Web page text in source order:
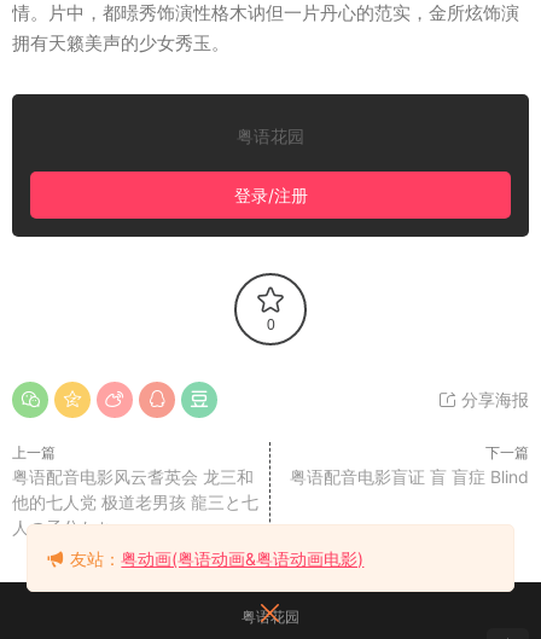
情。片中，都暻秀饰演性格木讷但一片丹心的范实，金所炫饰演
拥有天籁美声的少女秀玉。
粤语花园
登录/注册
0
分享海报
上一篇
粤语配音电影风云耆英会 龙三和
他的七人党 极道老男孩 龍三と七
人の子分たち
下一篇
粤语配音电影盲证 盲 盲症 Blind
粤语花园
友站：粤动画(粤语动画&粤语动画电影)